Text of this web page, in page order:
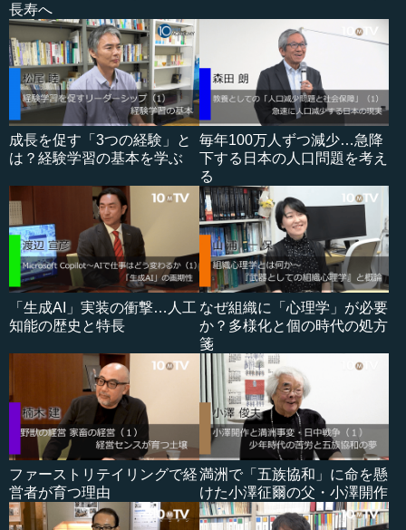
長寿へ
成長を促す「3つの経験」と
は？経験学習の基本を学ぶ
毎年100万人ずつ減少…急降
下する日本の人口問題を考え
る
「生成AI」実装の衝撃…人工
知能の歴史と特長
なぜ組織に「心理学」が必要
か？多様化と個の時代の処方
箋
ファーストリテイリングで経
営者が育つ理由
満洲で「五族協和」に命を懸
けた小澤征爾の父・小澤開作